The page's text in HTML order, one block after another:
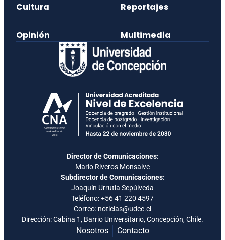
Cultura Reportajes
Opinión Multimedia
Director de Comunicaciones:
Mario Riveros Monsalve
Subdirector de Comunicaciones:
Joaquín Urrutia Sepúlveda
Teléfono:+56 41 220 4597
Correo: noticias@udec.cl
Dirección: Cabina 1, Barrio Universitario, Concepción, Chile.
Nosotros Contacto